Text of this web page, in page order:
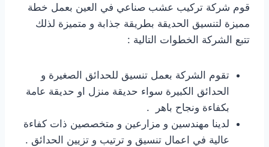
قوم شركة تركيب عشب صناعي في العين بعمل خطة
مميزة لتنسيق الحديقة بطريقة جذابة و متميزة لذلك
تتبع الشركة الخطوات التالية :
تقوم الشركة بعمل تنسيق للحدائق الصغيرة و
الحدائق الكبيرة سواء حديقة منزل او حديقة عامة
بكفاءة ونجاح باهر .
لدينا مهندسين و مزارعين و متخصصين ذات كفاءة
عالية في اعمال تنسيق و ترتيب و تزيين الحدائق .